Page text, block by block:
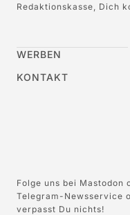
Redaktionskasse, Dich
WERBEN
KONTAKT
Folge uns bei Mastodon
Telegram-Newsservice
verpasst Du nichts!